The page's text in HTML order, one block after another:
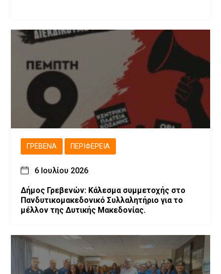
ΓΡΕΒΕΝΆ ΠΕΡΙΦΈΡΕΙΑ
6 Ιουλίου 2026
Δήμος Γρεβενών: Κάλεσμα συμμετοχής στο
Πανδυτικομακεδονικό Συλλαλητήριο για το
μέλλον της Δυτικής Μακεδονίας.